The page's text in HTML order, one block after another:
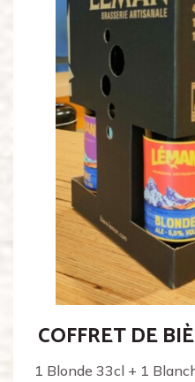
COFFRET DE
1 Blonde 33cl + 1